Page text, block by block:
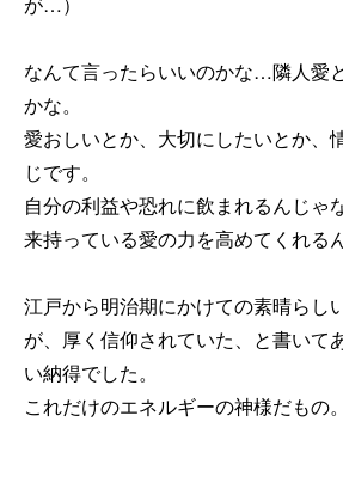
なんて言ったらいいのかな…隣人愛
かな。
愛おしいとか、大切にしたいとか、
じです。
自分の利益や恐れに飲まれるんじゃ
来持っている愛の力を高めてくれる
江戸から明治期にかけての素晴らし
が、厚く信仰されていた、と書いて
い納得でした。
これだけのエネルギーの神様だもの。